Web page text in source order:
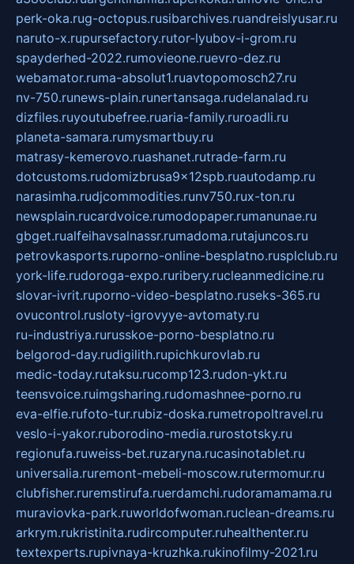
perk-oka.rug-octopus.rusibarchives.ruandreislyusar.ru
naruto-x.rupursefactory.rutor-lyubov-i-grom.ru
spayderhed-2022.rumovieone.ruevro-dez.ru
webamator.ruma-absolut1.ruavtopomosch27.ru
nv-750.runews-plain.runertansaga.rudelanalad.ru
dizfiles.ruyoutubefree.ruaria-family.ruroadli.ru
planeta-samara.rumysmartbuy.ru
matrasy-kemerovo.ruashanet.rutrade-farm.ru
dotcustoms.rudomizbrusa9x12spb.ruautodamp.ru
narasimha.rudjcommodities.runv750.rux-ton.ru
newsplain.rucardvoice.rumodopaper.rumanunae.ru
gbget.rualfeihavsalnassr.rumadoma.rutajuncos.ru
petrovkasports.ruporno-online-besplatno.rusplclub.ru
york-life.rudoroga-expo.ruribery.rucleanmedicine.ru
slovar-ivrit.ruporno-video-besplatno.ruseks-365.ru
ovucontrol.rusloty-igrovyye-avtomaty.ru
ru-industriya.rurusskoe-porno-besplatno.ru
belgorod-day.rudigilith.rupichkurovlab.ru
medic-today.rutaksu.rucomp123.rudon-ykt.ru
teensvoice.ruimgsharing.rudomashnee-porno.ru
eva-elfie.rufoto-tur.rubiz-doska.rumetropoltravel.ru
veslo-i-yakor.ruborodino-media.rurostotsky.ru
regionufa.ruweiss-bet.ruzaryna.rucasinotablet.ru
universalia.ruremont-mebeli-moscow.rutermomur.ru
clubfisher.ruremstirufa.ruerdamchi.rudoramamama.ru
muraviovka-park.ruworldofwoman.ruclean-dreams.ru
arkrym.rukristinita.rudircomputer.ruhealthenter.ru
textexperts.rupivnaya-kruzhka.rukinofilmy-2021.ru